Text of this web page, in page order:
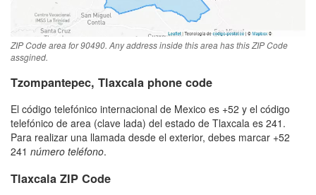
ZIP Code area for 90490. Any address inside this area has this ZIP Code
assgined.
Tzompantepec, Tlaxcala phone code
El código telefónico internacional de Mexico es +52 y el código
telefónico de area (clave lada) del estado de Tlaxcala es 241.
Para realizar una llamada desde el exterior, debes marcar +52
241 número teléfono.
Tlaxcala ZIP Code